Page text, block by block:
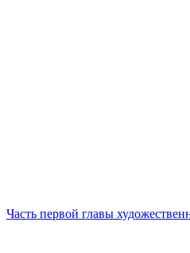
Часть первой главы